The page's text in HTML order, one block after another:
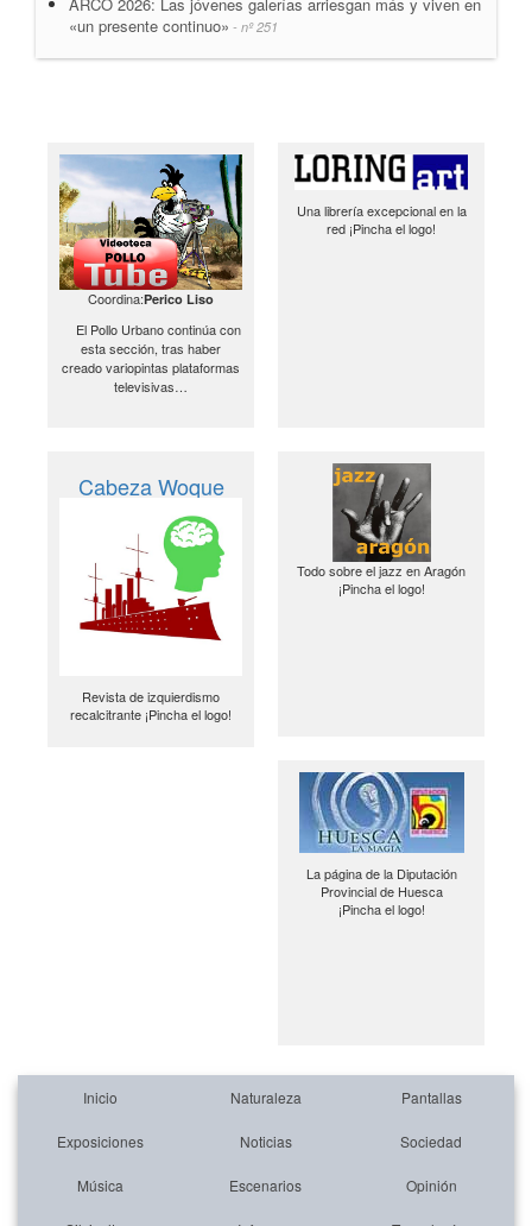
«un presente continuo» - nº 251
Coordina:Perico Liso
El Pollo Urbano continúa con
esta sección, tras haber
creado variopintas plataformas
televisivas…
Una librería excepcional en la
red ¡Pincha el logo!
Cabeza Woque
Revista de izquierdismo
recalcitrante ¡Pincha el logo!
Todo sobre el jazz en Aragón
¡Pincha el logo!
La página de la Diputación
Provincial de Huesca
¡Pincha el logo!
Inicio Naturaleza Pantallas
Exposiciones Noticias Sociedad
Música Escenarios Opinión